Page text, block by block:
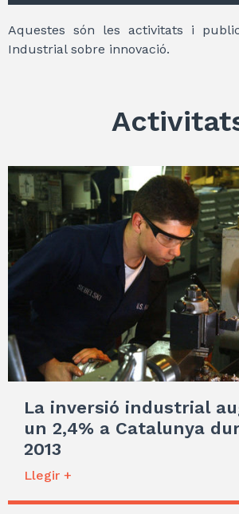
Aquestes són les activitats i
Industrial sobre innovació.
La inversió industrial
un 2,4% a Catalunya
2013
Llegir +